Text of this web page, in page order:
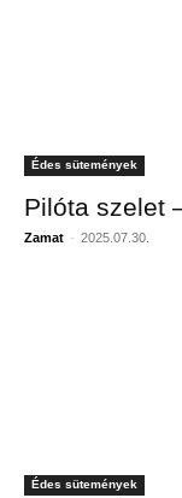
Édes sütemények
Pilóta szelet
Zamat - 2025.07.30.
Édes sütemények